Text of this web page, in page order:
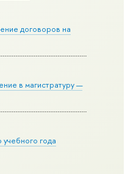
договоров на
в магистратуру —
учебного года